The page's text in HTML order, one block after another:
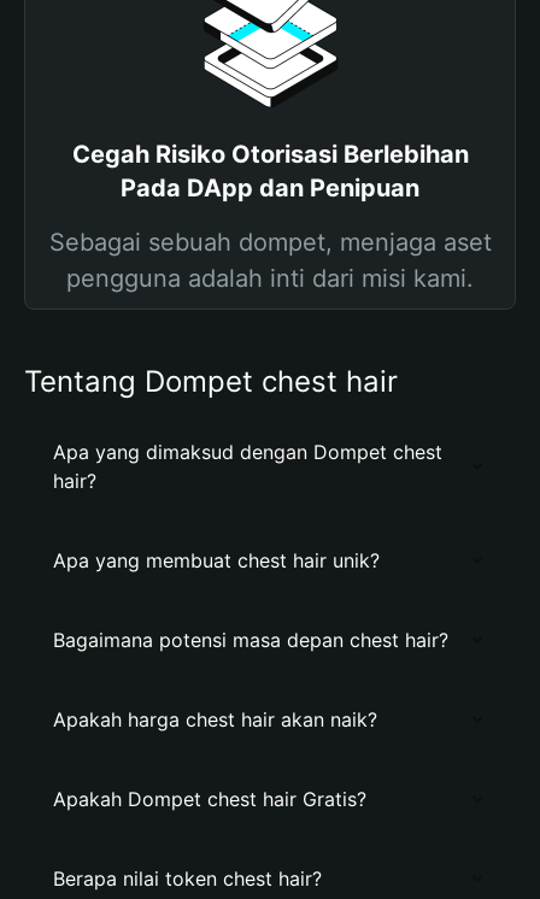
Cegah Risiko Otorisasi Berlebihan
Pada DApp dan Penipuan
Sebagai sebuah dompet, menjaga aset
pengguna adalah inti dari misi kami.
Tentang Dompet chest hair
Apa yang dimaksud dengan Dompet chest
hair?
Apa yang membuat chest hair unik?
Bagaimana potensi masa depan chest hair?
Apakah harga chest hair akan naik?
Apakah Dompet chest hair Gratis?
Berapa nilai token chest hair?